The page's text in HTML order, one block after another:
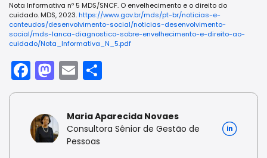
Nota Informativa nº 5 MDS/SNCF. O envelhecimento e o direito do
cuidado. MDS, 2023.https://www.gov.br/mds/pt-br/noticias-e-
conteudos/desenvolvimento-social/noticias-desenvolvimento-
social/mds-lanca-diagnostico-sobre-envelhecimento-e-direito-ao-
cuidado/Nota_Informativa_N_5.pdf
Facebook
Mastodon
Email
Maria Aparecida Novaes
Consultora Sênior de Gestão de
Pessoas